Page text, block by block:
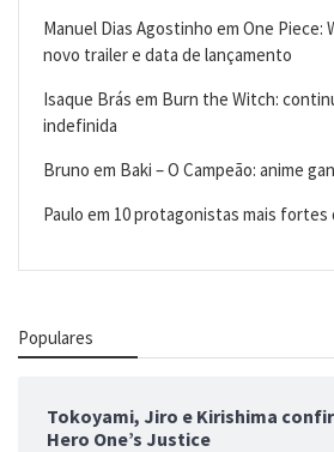
Manuel Dias Agostinho em One Piece:
novo trailer e data de lançamento
Isaque Brás em Burn the Witch:
indefinida
Bruno em Baki – O Campeão: anime
Paulo em 10 protagonistas mais fortes
Populares
Tokoyami, Jiro e Kirishima
Hero One’s Justice